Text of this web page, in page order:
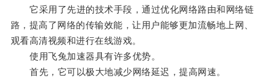
它采用了先进的技术手段，通过优化网络路由和网络链
路，提高了网络的传输效能，让用户能够更加流畅地上网、
观看高清视频和进行在线游戏。
使用飞兔加速器具有许多优势。
首先，它可以极大地减少网络延迟，提高网速。